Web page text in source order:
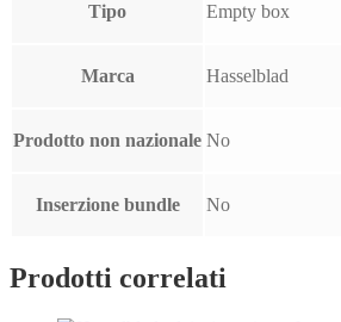
Tipo Empty box
Marca Hasselblad
Prodotto non nazionale No
Inserzione bundle No
Prodotti correlati